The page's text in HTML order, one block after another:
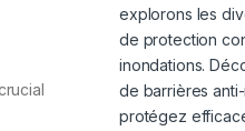
explorons les
de protection
inondations.
de barrières
protégez